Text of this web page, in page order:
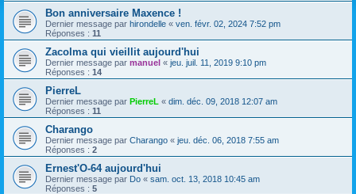
Bon anniversaire Maxence !
Dernier message par hirondelle « ven. févr. 02, 2024 7:52 pm
Réponses : 11
Zacolma qui vieillit aujourd'hui
Dernier message par manuel « jeu. juil. 11, 2019 9:10 pm
Réponses : 14
PierreL
Dernier message par PierreL « dim. déc. 09, 2018 12:07 am
Réponses : 11
Charango
Dernier message par Charango « jeu. déc. 06, 2018 7:55 am
Réponses : 2
Ernest'O-64 aujourd'hui
Dernier message par Do « sam. oct. 13, 2018 10:45 am
Réponses : 5